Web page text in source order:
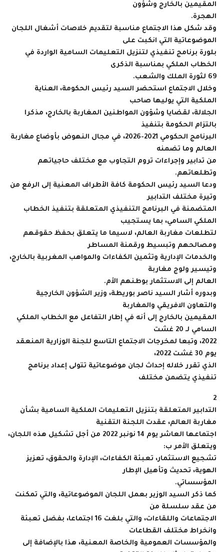
المقيمين بالخارج وشؤون
الهجرة.‏
وقد شكل هذا الاجتماع مناسبة لتقديم خلاصات أشغال اللجان
الموضوعاتية التي انكبت على
بلورة برنامج تنفيذي لتنزيل التعليمات ‏السامية الواردة في
الخطاب الملكي بمناسبة الذكرى
69 لثورة الملك والشعب‎.‎
وخلال الاجتماع استحضر السيد رئيس الحكومة، العناية
الملكية التي يوليها صاحب
الجلالة، لقضايا وشؤون المواطنين المغاربة ‏بالخارج، مذكرا
بالتزام الحكومة بتنفيذ
البرنامج الحكومي 2021-2026، في مجال النهوض بأوضاع مغاربة
العالم وما تضمنه
من ‏تدابير وإجراءات تروم التجاوب مع مختلف حاجياتهم
وتطلعاتهم.‏
ودعا السيد رئيس الحكومة كافة الأطراف المعنية إلى الرفع من
وتيرة مختلف التدابير
المتضمنة في البرنامج التنفيذي المتعلقة بتنفيذ ‏الخطاب
الملكي السامي، بما يستجيب
لتطلعات مغاربة العالم، لاسيما ما يتعلق بحفظ حقوقهم
ومصالحهم وتبسيط ورقمنة المساطر
‏والخدمات الإدارية وتثمين الكفاءات والمواهب المغربية بالخارج،
وتيسير ولوج مغاربة
العالم إلى الاستثمار بوطنهم الأم.‏
وبدوره أشار السيد ناصر بوريطة، وزير الشؤون الخارجية
والتعاون الافريقي والمغاربة
المقيمين بالخارج إلى أنه في إطار التفاعل مع الخطاب ‏‏الملكي
السامي لـ 20 غشت
2022، وتبعا لمخرجات الاجتماع التاسع للجنة الوزارية المنعقد
يوم 30 غشت 2022،
الذي تقرر ‏خلاله ‏إحداث لجان موضوعاتية تتولى إعداد برنامج
تنفيذي يتضمن مختلف
2
التدابير المتعلقة بتنزيل التعليمات الملكية السامية بشأن
‏مغاربة ‏العالم، عقدت اللجنة التقنية
اجتماعها العاشر يوم 14 نونبر 2022 من أجل تشكيل هذه اللجان،
ويتعلق الأمر ب:
تشجيع ‏الاستثمار، تعبئة ‏الكفاءات، الإدارة والحقوق، تعزيز
الهوية، تحديث وتأهيل الإطار
المؤسساتي. ‏
كما ذكر السيد الوزير بعمل اللجان الموضوعاتية، والتي تمكنت
من عقد سلسلة من
الاجتماعات واللقاءات، والتي بلغت 16 ‏اجتماعا، ‏بفضل تعبئة
وانخراط مختلف القطاعات
والمؤسسات العمومية والخاصة المعنية، هذا بالإضافة إلى